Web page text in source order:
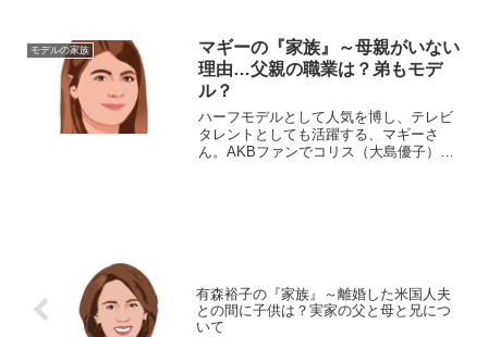
日：1990年〈平成2年〉6月19日身
長：167cm血液型 ...
モデルの家族
マギーの『家族』～母親がいない
理由…父親の職業は？弟もモデ
ル？
ハーフモデルとして人気を博し、テレビ
タレントとしても活躍する、マギーさ
ん。AKBファンでコリス（大島優子）推
有森裕子の『家族』～離婚した米国人夫
との間に子供は？実家の父と母と兄につ
いて